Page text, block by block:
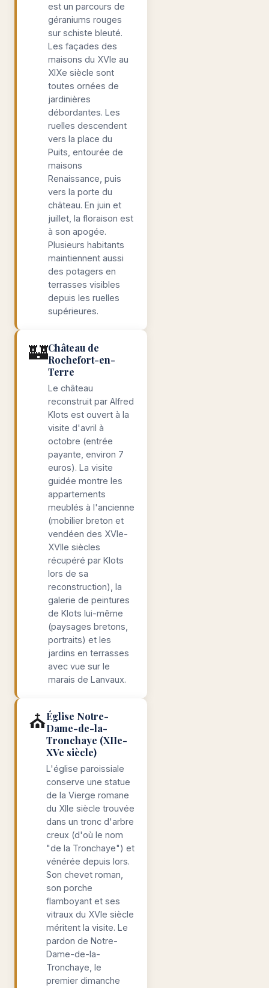
est un parcours de
géraniums rouges
sur schiste bleuté.
Les façades des
maisons du XVIe au
XIXe siècle sont
toutes ornées de
jardinières
débordantes. Les
ruelles descendent
vers la place du
Puits, entourée de
maisons
Renaissance, puis
vers la porte du
château. En juin et
juillet, la floraison est
à son apogée.
Plusieurs habitants
maintiennent aussi
des potagers en
terrasses visibles
depuis les ruelles
supérieures.
🏰Château de
Rochefort-en-
Terre
Le château
reconstruit par Alfred
Klots est ouvert à la
visite d'avril à
octobre (entrée
payante, environ 7
euros). La visite
guidée montre les
appartements
meublés à l'ancienne
(mobilier breton et
vendéen des XVIe-
XVIIe siècles
récupéré par Klots
lors de sa
reconstruction), la
galerie de peintures
de Klots lui-même
(paysages bretons,
portraits) et les
jardins en terrasses
avec vue sur le
marais de Lanvaux.
⛪Église Notre-
Dame-de-la-
Tronchaye (XIIe-
XVe siècle)
L'église paroissiale
conserve une statue
de la Vierge romane
du XIIe siècle trouvée
dans un tronc d'arbre
creux (d'où le nom
"de la Tronchaye") et
vénérée depuis lors.
Son chevet roman,
son porche
flamboyant et ses
vitraux du XVIe siècle
méritent la visite. Le
pardon de Notre-
Dame-de-la-
Tronchaye, le
premier dimanche